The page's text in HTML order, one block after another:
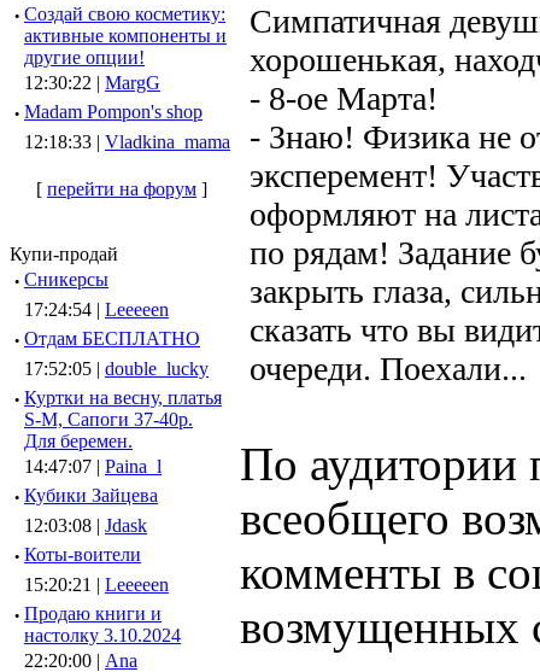
· Создай свою косметику:
активные компоненты и
другие опции!
12:30:22 | MargG
· Madam Pompon's shop
12:18:33 | Vladkina_mama
[ перейти на форум ]
Купи-продай
· Сникерсы
17:24:54 | Leeeeen
· Отдам БЕСПЛАТНО
17:52:05 | double_lucky
· Куртки на весну, платья
S-M, Сапоги 37-40р.
Для беремен.
14:47:07 | Paina_l
· Кубики Зайцева
12:03:08 | Jdask
· Коты-воители
15:20:21 | Leeeeen
· Продаю книги и
настолку 3.10.2024
22:20:00 | Ana
Симпатичная
хорошенькая,
- 8-ое Марта!
- Знаю! Физика не
эксперемент!
оформляют на
по рядам! Задание
закрыть глаза,
сказать что вы
очереди. Поехали...
По аудитории
всеобщего
комменты в
возмущенных